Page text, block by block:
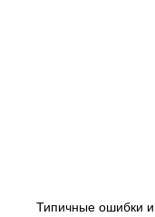
Типичные ошибки